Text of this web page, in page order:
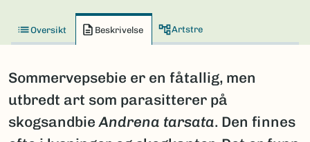
Oversikt Beskrivelse Artstre
Sommervepsebie er en fåtallig, men
utbredt art som parasitterer på
skogsandbieAndrena tarsata. Den finnes